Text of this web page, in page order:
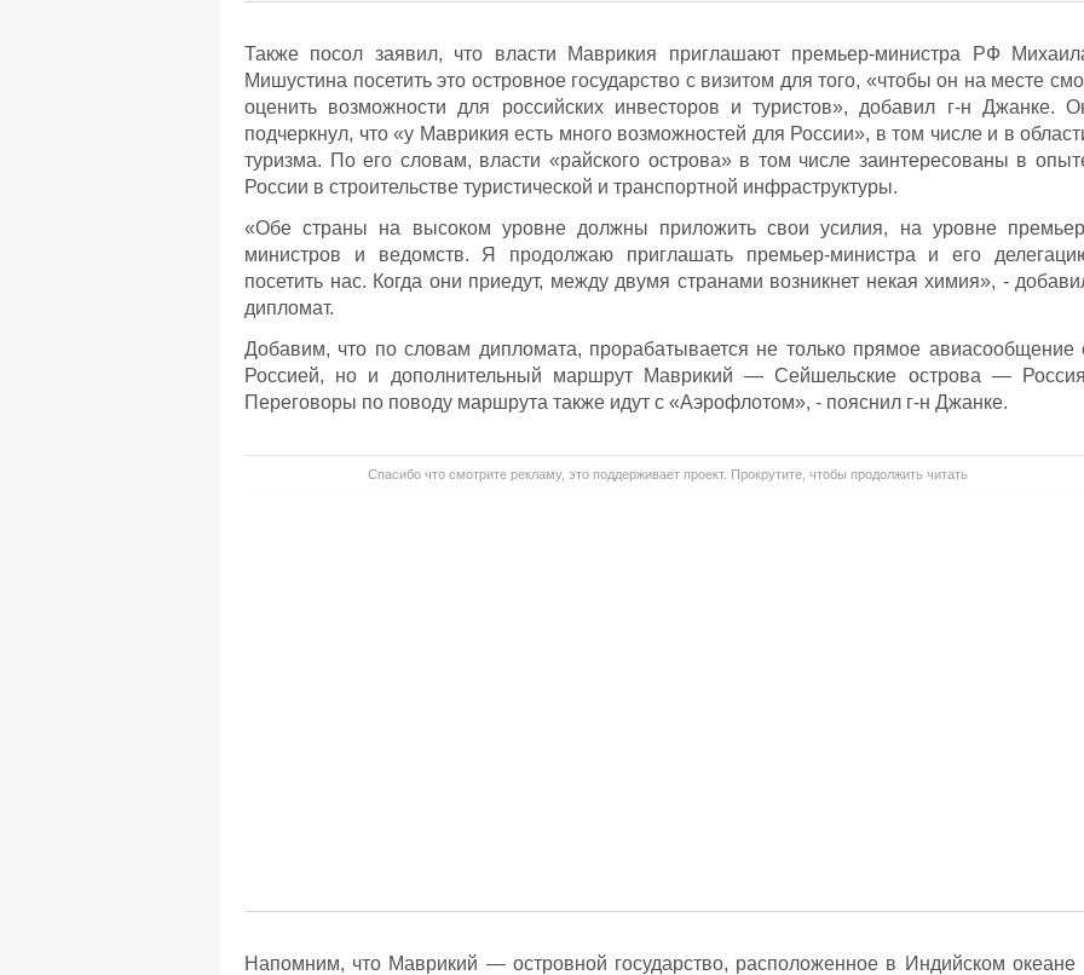
Также посол заявил, что власти Маврикия приглашают премьер-министра РФ
Мишустина посетить это островное государство с визитом для того, «чтобы он на месте
оценить возможности для российских инвесторов и туристов», добавил г-н Джанке.
подчеркнул, что «у Маврикия есть много возможностей для России», в том числе и в
туризма. По его словам, власти «райского острова» в том числе заинтересованы в
России в строительстве туристической и транспортной инфраструктуры.
«Обе страны на высоком уровне должны приложить свои усилия, на уровне
министров и ведомств. Я продолжаю приглашать премьер-министра и его
посетить нас. Когда они приедут, между двумя странами возникнет некая химия», -
дипломат.
Добавим, что по словам дипломата, прорабатывается не только прямое авиасообщение
Россией, но и дополнительный маршрут Маврикий — Сейшельские острова —
Переговоры по поводу маршрута также идут с «Аэрофлотом», - пояснил г-н Джанке.
Спасибо что смотрите рекламу, это поддерживает проект. Прокрутите, чтобы продолжить читать
Напомним, что Маврикий — островной государство, расположенное в Индийском океане